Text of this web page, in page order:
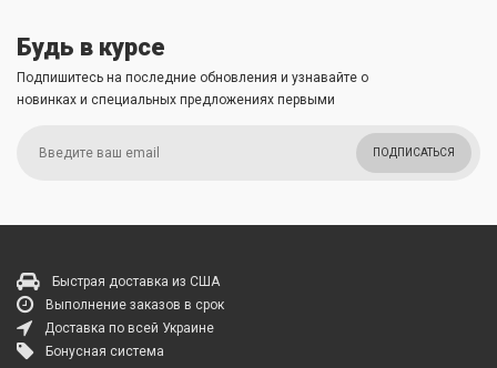
Будь в курсе
Подпишитесь на последние обновления и узнавайте о
новинках и специальных предложениях первыми
ПОДПИСАТЬСЯ
Быстрая доставка из США
Выполнение заказов в срок
Доставка по всей Украине
Бонусная система